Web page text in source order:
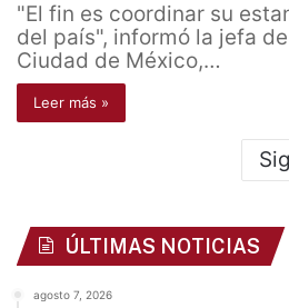
"El fin es coordinar su
del país", informó la jefa
Ciudad de México,…
Leer más »
ÚLTIMAS NOTICIAS
agosto 7, 2026